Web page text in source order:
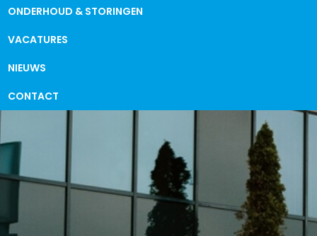
ONDERHOUD & STORINGEN
VACATURES
NIEUWS
CONTACT